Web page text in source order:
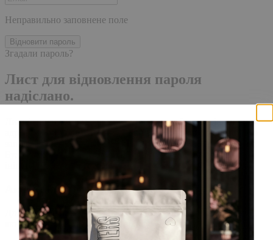
Неправильно заповнене поле
Відновити пароль
Згадали пароль?
Лист для відновлення пароля
надіслано.
Лист із посиланням для скидання пароля було надіслано на
адресу електронної пошти, прив'язану до вашого облікового
запису, доставка повідомлення може зайняти кілька хвилин.
Будь ласка, зачекайте щонайменше 10 хвилин, перш ніж
Акаунт створено
Для завершення реєстрації, перейдіть за посиланням у листі,
який було надіслано Вам на пошту!